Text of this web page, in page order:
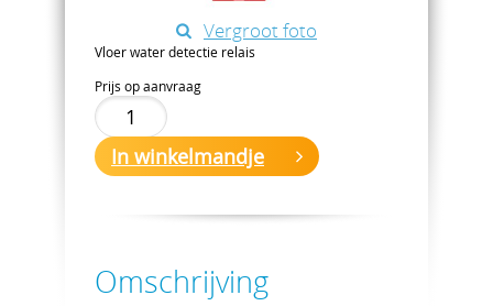
Vergroot foto
Vloer water detectie relais
Prijs op aanvraag
In winkelmandje
Omschrijving